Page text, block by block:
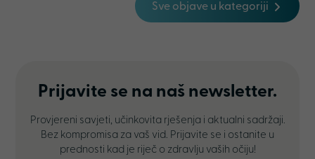
Sve objave u kategoriji
Prijavite se na naš newsletter.
Provjereni savjeti, učinkovita rješenja i aktualni sadržaji.
Bez kompromisa za vaš vid. Prijavite se i ostanite u
prednosti kad je riječ o zdravlju vaših očiju!